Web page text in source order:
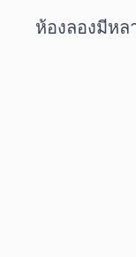
ห้องลองมีห